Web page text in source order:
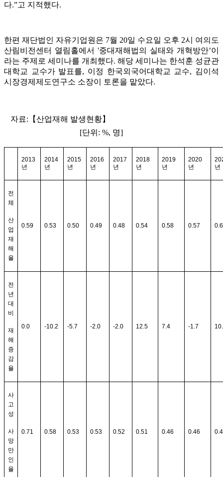
다.”고 지적했다.
한편 재단법인 자유기업원은 7월 20일 수요일 오후 2시 여의도
산림비전센터 열림홀에서 '중대재해법의 실태와 개혁방안’이
라는 주제로 세미나를 개최했다. 해당 세미나는 한석훈 성균관
대학교 교수가 발표를, 이정 한국외국어대학교 교수, 김이석
시장경제제도연구소 소장이 토론을 맡았다.
자료:【산업재해 발생현황】
[단위: %, 명]
2013
년
2014
년
2015
년
2016
년
2017
년
2018
년
2019
년
2020
년
년
전
체
산
업
재
해
율
0.59 0.53 0.50 0.49 0.48 0.54 0.58 0.57
전
년
대
비
재
해
증
감
율
0.0 -10.2 -5.7 -2.0 -2.0 12.5 7.4 -1.7
사
고
성
사
망
만
인
율
0.71 0.58 0.53 0.53 0.52 0.51 0.46 0.46